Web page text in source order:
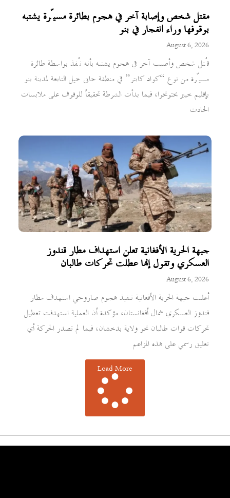
مقتل شخص وإصابة آخر في هجوم بطائرة مسيّرة يشتبه
بوقوفها وراء انفجار في بنو
August 6, 2026
قُتل شخص وأصيب آخر في هجوم يشتبه بأنه نُفذ بواسطة طائرة
مسيّرة من نوع “كواد كابتر” في منطقة جاني خيل التابعة لمدينة بنو
بإقليم خيبر بختونخوا، فيما بدأت الشرطة تحقيقاً للوقوف على ملابسات
الحادث
جبهة الحرية الأفغانية تعلن استهداف مطار قندوز
العسكري وتقول إنها عطلت تحركات طالبان
August 6, 2026
أعلنت جبهة الحرية الأفغانية تنفيذ هجوم صاروخي استهدف مطار
قندوز العسكري شمال أفغانستان، مؤكدة أن العملية استهدفت تعطيل
تحركات قوات طالبان نحو ولاية بدخشان، فيما لم تصدر الحركة أي
تعليق رسمي على هذه المزاعم
Load More